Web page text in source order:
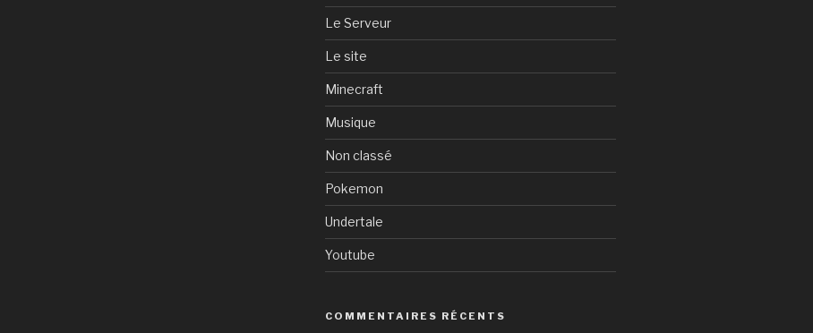
Le Serveur
Le site
Minecraft
Musique
Non classé
Pokemon
Undertale
Youtube
COMMENTAIRES RÉCENTS